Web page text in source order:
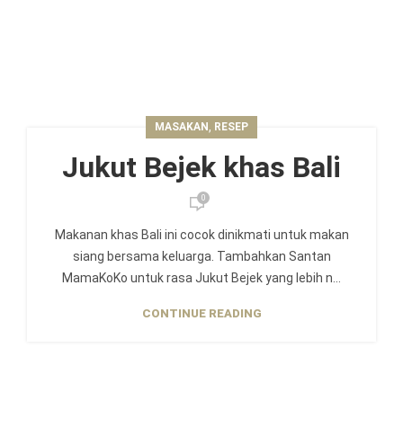
MASAKAN, RESEP
Jukut Bejek khas Bali
0
Makanan khas Bali ini cocok dinikmati untuk makan
siang bersama keluarga. Tambahkan Santan
MamaKoKo untuk rasa Jukut Bejek yang lebih n...
CONTINUE READING